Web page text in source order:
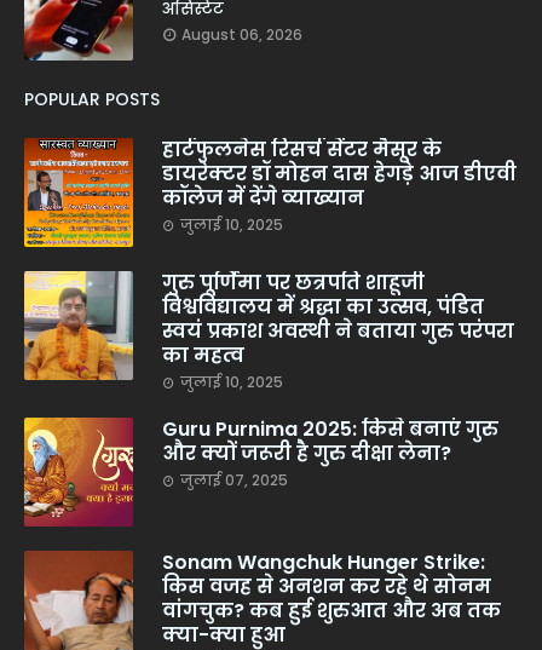
असिस्टेंट
August 06, 2026
POPULAR POSTS
हार्टफुलनेस रिसर्च सेंटर मैसूर के
डायरेक्टर डॉ मोहन दास हेगड़े आज डीएवी
कॉलेज में देंगे व्याख्यान
जुलाई 10, 2025
गुरु पूर्णिमा पर छत्रपति शाहूजी
विश्वविद्यालय में श्रद्धा का उत्सव, पंडित
स्वयं प्रकाश अवस्थी ने बताया गुरु परंपरा
का महत्व
जुलाई 10, 2025
Guru Purnima 2025: किसे बनाएं गुरु
और क्यों जरूरी है गुरु दीक्षा लेना?
जुलाई 07, 2025
Sonam Wangchuk Hunger Strike:
किस वजह से अनशन कर रहे थे सोनम
वांगचुक? कब हुई शुरुआत और अब तक
क्या-क्या हुआ